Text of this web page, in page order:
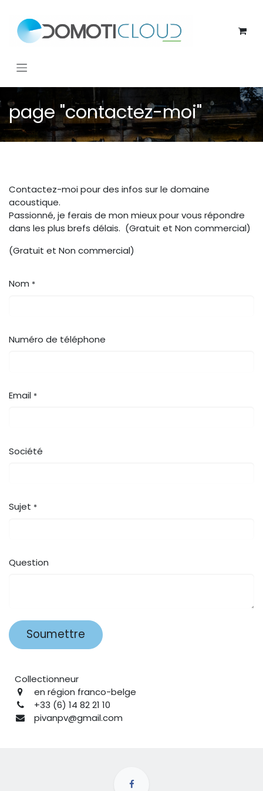
page "contactez-moi"
Contactez-moi pour des infos sur le domaine
acoustique.
Passionné, je ferais de mon mieux pour vous répondre
dans les plus brefs délais. (Gratuit et Non commercial)
(Gratuit et Non commercial)
Nom *
Numéro de téléphone
Email *
Société
Sujet *
Question
Soumettre
Collectionneur
en région franco-belge
+33 (6) 14 82 21 10
pivanpv@gmail.com